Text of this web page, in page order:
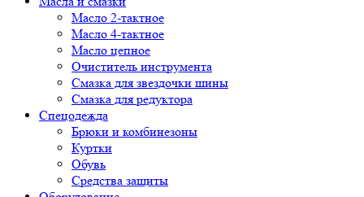
Масло 2-тактное
Масло 4-тактное
Масло цепное
Очиститель инструмента
Смазка для звездочки шины
Смазка для редуктора
Спецодежда
Брюки и комбинезоны
Куртки
Обувь
Средства защиты